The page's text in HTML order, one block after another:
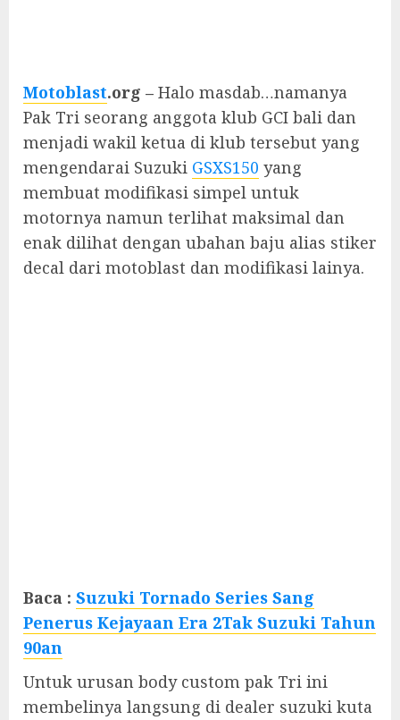
Motoblast.org – Halo masdab…namanya
Pak Tri seorang anggota klub GCI bali dan
menjadi wakil ketua di klub tersebut yang
mengendarai Suzuki GSXS150 yang
membuat modifikasi simpel untuk
motornya namun terlihat maksimal dan
enak dilihat dengan ubahan baju alias stiker
decal dari motoblast dan modifikasi lainya.
Baca : Suzuki Tornado Series Sang
Penerus Kejayaan Era 2Tak Suzuki Tahun
90an
Untuk urusan body custom pak Tri ini
membelinya langsung di dealer suzuki kuta